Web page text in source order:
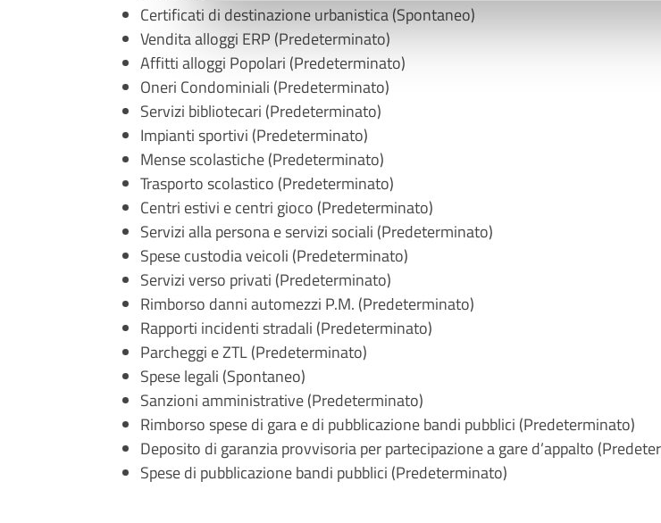
Certificati di destinazione urbanistica (Spontaneo)
Vendita alloggi ERP (Predeterminato)
Affitti alloggi Popolari (Predeterminato)
Oneri Condominiali (Predeterminato)
Servizi bibliotecari (Predeterminato)
Impianti sportivi (Predeterminato)
Mense scolastiche (Predeterminato)
Trasporto scolastico (Predeterminato)
Centri estivi e centri gioco (Predeterminato)
Servizi alla persona e servizi sociali (Predeterminato)
Spese custodia veicoli (Predeterminato)
Servizi verso privati (Predeterminato)
Rimborso danni automezzi P.M. (Predeterminato)
Rapporti incidenti stradali (Predeterminato)
Parcheggi e ZTL (Predeterminato)
Spese legali (Spontaneo)
Sanzioni amministrative (Predeterminato)
Rimborso spese di gara e di pubblicazione bandi pubblici (Predeterminato)
Deposito di garanzia provvisoria per partecipazione a gare d’appalto
Spese di pubblicazione bandi pubblici (Predeterminato)